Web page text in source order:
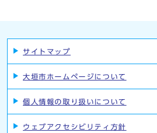
サイトマップ
大垣市ホームページについて
個人情報の取り扱いについて
ウェブアクセシビリティ方針